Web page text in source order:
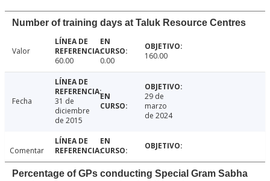
Number of training days at Taluk Resource Centres
Valor
60.00
0.00 160.00
Fecha
31 de
diciembre
de 2015
29 de
marzo
de 2024
Comentar
Percentage of GPs conducting Special Gram Sabha